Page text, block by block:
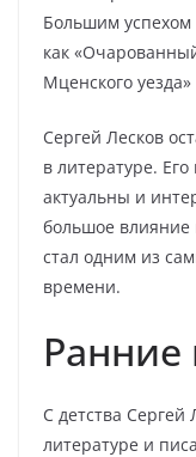
Большим успехом
как
Мценского
Сергей Лесков
в литературе.
актуальны и
большое влияние
стал одним из
времени.
Ранние
С детства Сергей
литературе и